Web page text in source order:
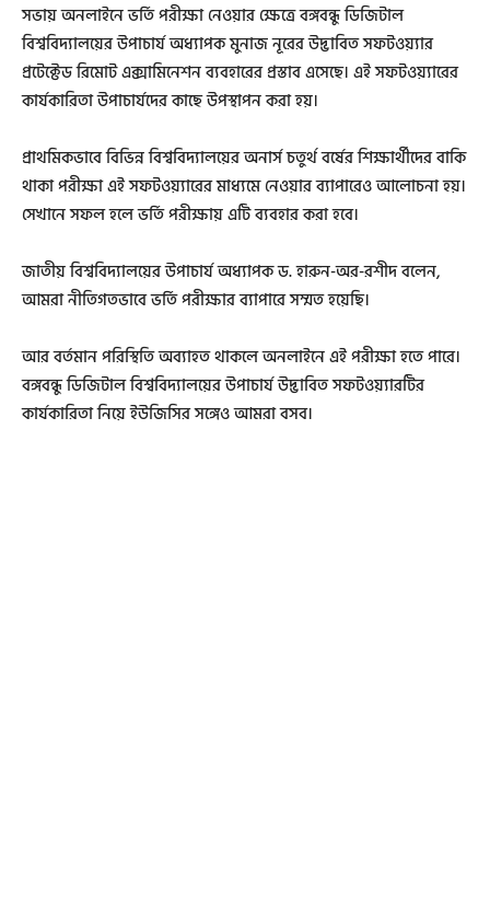
সভায় অনলাইনে ভর্তি পরীক্ষা নেওয়ার ক্ষেত্রে বঙ্গবন্ধু ডিজিটাল
বিশ্ববিদ্যালয়ের উপাচার্য অধ্যাপক মুনাজ নূরের উদ্ভাবিত সফটওয়্যার
প্রটেক্টেড রিমোট এক্সামিনেশন ব্যবহারের প্রস্তাব এসেছে। এই সফটওয়্যারের
কার্যকারিতা উপাচার্যদের কাছে উপস্থাপন করা হয়।
প্রাথমিকভাবে বিভিন্ন বিশ্ববিদ্যালয়ের অনার্স চতুর্থ বর্ষের শিক্ষার্থীদের বাকি
থাকা পরীক্ষা এই সফটওয়্যারের মাধ্যমে নেওয়ার ব্যাপারেও আলোচনা হয়।
সেখানে সফল হলে ভর্তি পরীক্ষায় এটি ব্যবহার করা হবে।
জাতীয় বিশ্ববিদ্যালয়ের উপাচার্য অধ্যাপক ড. হারুন-অর-রশীদ বলেন,
আমরা নীতিগতভাবে ভর্তি পরীক্ষার ব্যাপারে সম্মত হয়েছি।
আর বর্তমান পরিস্থিতি অব্যাহত থাকলে অনলাইনে এই পরীক্ষা হতে পারে।
বঙ্গবন্ধু ডিজিটাল বিশ্ববিদ্যালয়ের উপাচার্য উদ্ভাবিত সফটওয়্যারটির
কার্যকারিতা নিয়ে ইউজিসির সঙ্গেও আমরা বসব।